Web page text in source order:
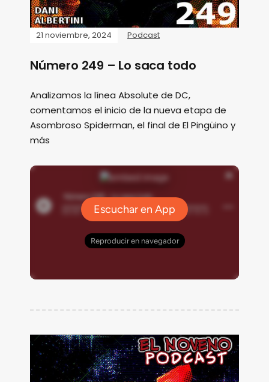
21 noviembre, 2024 Podcast
Número 249 – Lo saca todo
Analizamos la línea Absolute de DC,
comentamos el inicio de la nueva etapa de
Asombroso Spiderman, el final de El Pingüino y
más